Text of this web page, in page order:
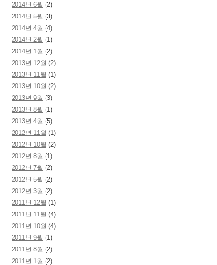
2014년 6월 (2)
2014년 5월 (3)
2014년 4월 (4)
2014년 2월 (1)
2014년 1월 (2)
2013년 12월 (2)
2013년 11월 (1)
2013년 10월 (2)
2013년 9월 (3)
2013년 8월 (1)
2013년 4월 (5)
2012년 11월 (1)
2012년 10월 (2)
2012년 8월 (1)
2012년 7월 (2)
2012년 5월 (2)
2012년 3월 (2)
2011년 12월 (1)
2011년 11월 (4)
2011년 10월 (4)
2011년 9월 (1)
2011년 8월 (2)
2011년 1월 (2)